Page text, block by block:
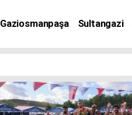
Gaziosmanpaşa Sultangazi